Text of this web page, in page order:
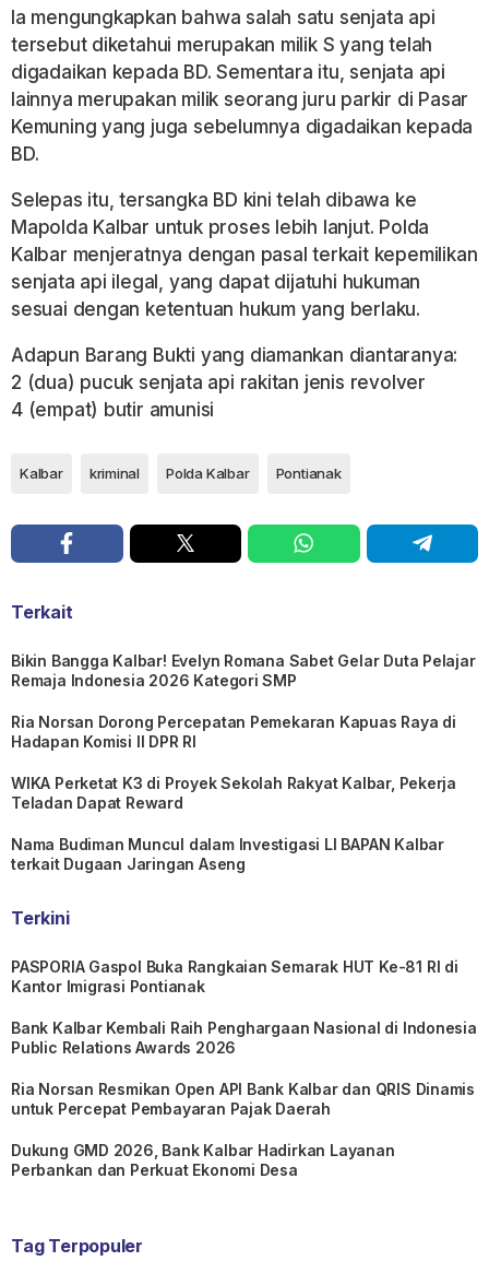
Ia mengungkapkan bahwa salah satu senjata api
tersebut diketahui merupakan milik S yang telah
digadaikan kepada BD. Sementara itu, senjata api
lainnya merupakan milik seorang juru parkir di Pasar
Kemuning yang juga sebelumnya digadaikan kepada
BD.
Selepas itu, tersangka BD kini telah dibawa ke
Mapolda Kalbar untuk proses lebih lanjut. Polda
Kalbar menjeratnya dengan pasal terkait kepemilikan
senjata api ilegal, yang dapat dijatuhi hukuman
sesuai dengan ketentuan hukum yang berlaku.
Adapun Barang Bukti yang diamankan diantaranya:
2 (dua) pucuk senjata api rakitan jenis revolver
4 (empat) butir amunisi
Kalbar kriminal Polda Kalbar Pontianak
Terkait
Bikin Bangga Kalbar! Evelyn Romana Sabet Gelar Duta Pelajar
Remaja Indonesia 2026 Kategori SMP
Ria Norsan Dorong Percepatan Pemekaran Kapuas Raya di
Hadapan Komisi II DPR RI
WIKA Perketat K3 di Proyek Sekolah Rakyat Kalbar, Pekerja
Teladan Dapat Reward
Nama Budiman Muncul dalam Investigasi LI BAPAN Kalbar
terkait Dugaan Jaringan Aseng
Terkini
PASPORIA Gaspol Buka Rangkaian Semarak HUT Ke-81 RI di
Kantor Imigrasi Pontianak
Bank Kalbar Kembali Raih Penghargaan Nasional di Indonesia
Public Relations Awards 2026
Ria Norsan Resmikan Open API Bank Kalbar dan QRIS Dinamis
untuk Percepat Pembayaran Pajak Daerah
Dukung GMD 2026, Bank Kalbar Hadirkan Layanan
Perbankan dan Perkuat Ekonomi Desa
Tag Terpopuler